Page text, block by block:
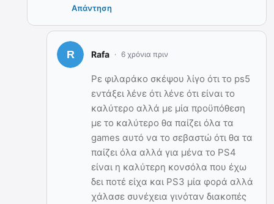
Απάντηση
Rafa 6 χρόνια πριν
Ρε φιλαράκο σκέψου λίγο ότι το ps5
εντάξει λένε ότι λένε ότι είναι το
καλύτερο αλλά με μία προϋπόθεση
με το καλύτερο θα παίζει όλα τα
games αυτό να το σεβαστώ ότι θα τα
παίζει όλα αλλά για μένα το PS4
είναι η καλύτερη κονσόλα που έχω
δει ποτέ είχα και PS3 μία φορά αλλά
χάλασε συνέχεια γινόταν διακοπές